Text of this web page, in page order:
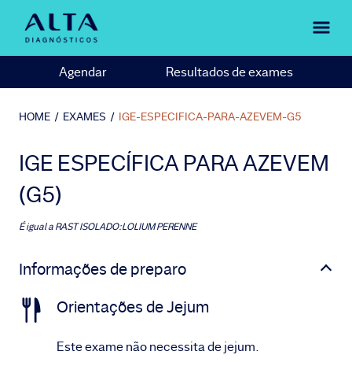
Agendar Resultados de exames
HOME / EXAMES / IGE-ESPECIFICA-PARA-AZEVEM-G5
IGE ESPECÍFICA PARA AZEVEM
(G5)
É igual aRAST ISOLADO:LOLIUM PERENNE
Informações de preparo
Orientações de Jejum
Este exame não necessita de jejum.